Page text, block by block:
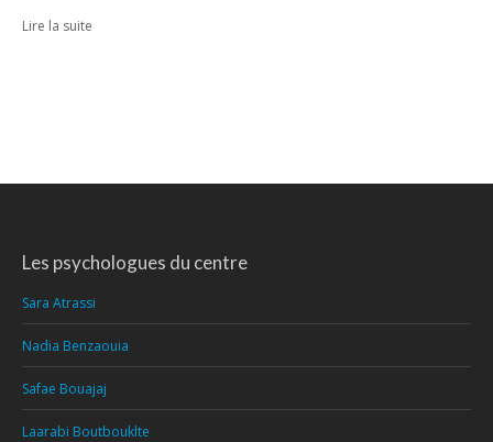
Lire la suite
Les psychologues du centre
Sara Atrassi
Nadia Benzaouia
Safae Bouajaj
Laarabi Boutbouklte